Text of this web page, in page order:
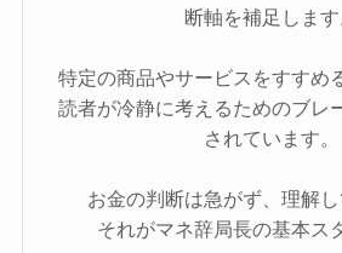
断軸を補足します
特定の商品やサービスをすすめ
読者が冷静に考えるためのブレ
されています。
お金の判断は急がず、理解し
それがマネ辞局長の基本ス